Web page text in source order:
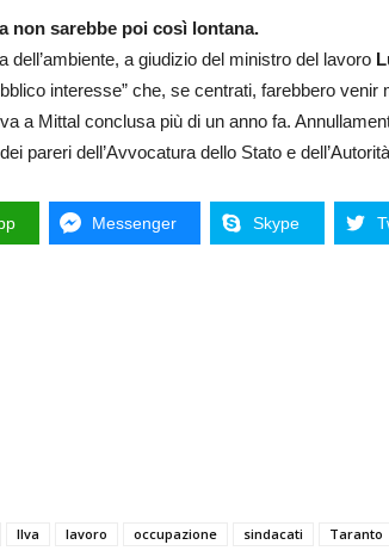
non sarebbe poi così lontana.
dell’ambiente, a giudizio del ministro del lavoro
interesse” che, se centrati, farebbero venir
a Mittal conclusa più di un anno fa.
pareri dell’Avvocatura dello Stato e
Messenger Skype
Ilva lavoro occupazione sindacati Taranto